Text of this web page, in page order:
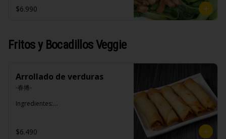
Ingredientes:
Pak choi, loba (panceta de cerdo ,
(naranja, canela, anís, pimienta y
comino).
$6.990
Fritos y Bocadillos Veggie
Arrollado de verduras
-春捲-
Ingredientes:
$6.490